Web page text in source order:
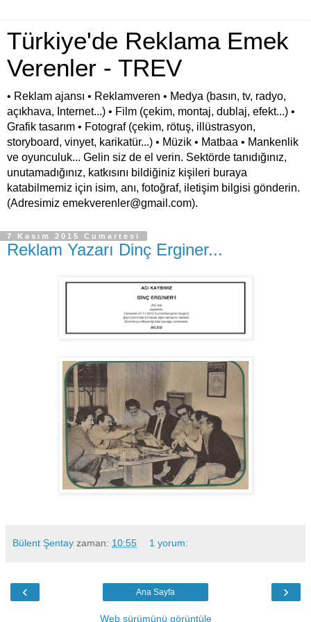
Türkiye'de Reklama Emek
Verenler - TREV
• Reklam ajansı • Reklamveren • Medya (basın, tv, radyo,
açıkhava, Internet...) • Film (çekim, montaj, dublaj, efekt...) •
Grafik tasarım • Fotograf (çekim, rötuş, illüstrasyon,
storyboard, vinyet, karikatür...) • Müzik • Matbaa • Mankenlik
ve oyunculuk... Gelin siz de el verin. Sektörde tanıdığınız,
unutamadığınız, katkısını bildiğiniz kişileri buraya
katabilmemiz için isim, anı, fotoğraf, iletişim bilgisi gönderin.
(Adresimiz emekverenler@gmail.com).
7 Kasım 2015 Cumartesi
Reklam Yazarı Dinç Erginer...
Bülent Şentay zaman: 10:55 1 yorum:
‹ ›
Ana Sayfa
Web sürümünü görüntüle